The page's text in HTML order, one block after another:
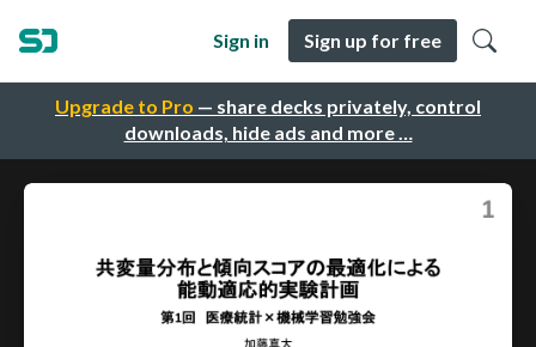
Upgrade to Pro — share decks privately, control
downloads, hide ads and more …
Sign in Sign up for free